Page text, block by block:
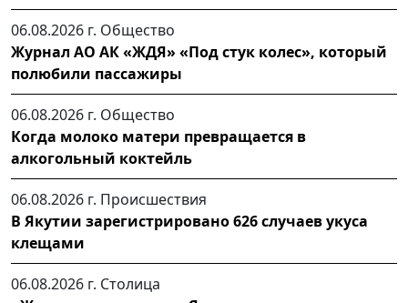
06.08.2026 г. Общество
Журнал АО АК «ЖДЯ» «Под стук колес», который
полюбили пассажиры
06.08.2026 г. Общество
Когда молоко матери превращается в
алкогольный коктейль
06.08.2026 г. Происшествия
В Якутии зарегистрировано 626 случаев укуса
клещами
06.08.2026 г. Столица